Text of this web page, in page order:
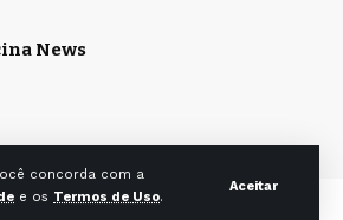
concorda com a
e os Termos de Uso.
Aceitar
News
a Ita & Caiana Editoras Ltda. © 2025